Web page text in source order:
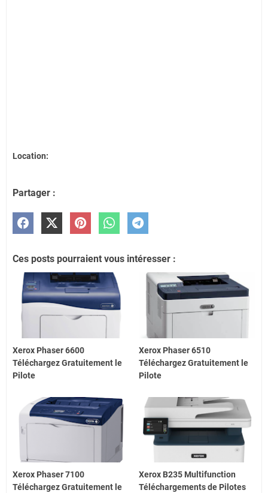
Location:
Partager :
Ces posts pourraient vous intéresser :
Xerox Phaser 6600
Téléchargez Gratuitement le
Pilote
Xerox Phaser 6510
Téléchargez Gratuitement le
Pilote
Xerox Phaser 7100
Téléchargez Gratuitement le
Xerox B235 Multifunction
Téléchargements de Pilotes